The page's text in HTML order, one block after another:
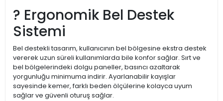
? Ergonomik Bel Destek
Sistemi
Bel destekli tasarım, kullanıcının bel bölgesine ekstra destek
vererek uzun süreli kullanımlarda bile konfor sağlar. Sırt ve
bel bölgelerindeki dolgu paneller, basıncı azaltarak
yorgunluğu minimuma indirir. Ayarlanabilir kayışlar
sayesinde kemer, farklı beden ölçülerine kolayca uyum
sağlar ve güvenli oturuş sağlar.